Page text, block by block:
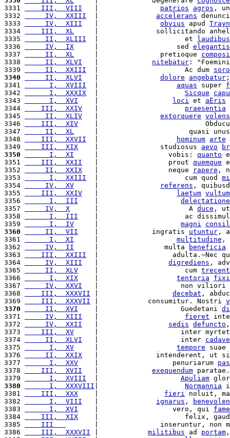
3331
    III,  VIII
patrios agros ,
3332
     IV,  XXIII
accelerans
3333
     IV,  XIII
obvius apud
3334
    III,  XL
|              sollicitando
3335
     II,  XLIII
  |                     et
laudibus
3336
     IV,  IX
     |                   sed
3337
     II,  XL
     |               pretioque
3338
     II,  XLVI
nitebatur :
3339
     II,  XXIII
  |                     Ac dum
3340
     II,  XLVI
dolore angebatur
3341
      I,  XVIII
aquas super
3342
      I,  XXXIX
Sicque
3343
      I,  XVI
loci et aËris
3344
    III,  XXIV
praesentia
3345
     II,  XLIV
extorquere volens
3346
    III,  XIV
|
3347
     II,  XL
|                      quasi
3348
    III,  XXVII
hominum arte
3349
    III,  XIX
    |               studiosus
aevo
3350
      I,  XI
     |                 vobis:
quanto
3351
    III,  XXII
   |                 prout
quemque
3352
     II,  XXIX
   |                 neque
rapere ,
3353
      I,  XXIII
  |                     cum quod
3354
     IV,  XV
referens ,
3355
    III,  XXIV
laetum vultum
3356
      I,  III
delectatione
3357
     IV,  X
      |                      A
duce , ut
3358
      I,  III
|                     ac
3359
      I,  IV
magni
3360
     II,  VII
    |             ingratis
utuntur ,
3361
      I,  XI
multitudine ,
3362
     IV,  II
     |                multa
beneficia
3363
    III,  XXIII
|                  adulta.~Nec
3364
     IV,  XIII
digrediens ,
3365
     II,  XLV
    |                     cum
3366
      I,  XIX
tentoria
3367
     IV,  XXVI
   |                    non viliori
3368
    III,  XXXVII
decebat ,
3369
    III,  XXXVII
|            consumitur. Nostri
3370
     II,  XVI
    |                    Guedetani
3371
     IV,  XIII
fieret
3372
     IV,  XXII
sedis defuncto
3373
    III,  XV
|                    inter
3374
     II,  XLVI
   |                    inter
3375
      I,  XV
tempore suae
3376
     II,  XXIX
|              intenderent, ut
3377
      I,  XXV
    |                  penuriarum
3378
    III,  XVII
exequendum
3379
      I,  XVIII
Apuliam
3380
      I,  XXXVIII
Normannia
3381
    III,  XXX
fieri noluit,
3382
      I,  VIII
ignarus ,
3383
      I,  XVI
    |                  vero, qui
fame
3384
    III,  XIX
|                     felix,
3385
    III
|               inseruntur, non
3386
    III,  XXXVII
militibus ad portam